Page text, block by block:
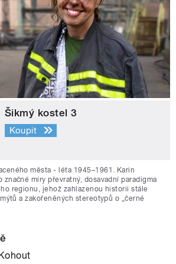
Šikmý kostel 3
Koupit
města - léta 1945–1961. Karin
značné míry převratný, dosavadní paradigma
regionu, jehož zahlazenou historii stále
a zakořeněných stereotypů o „černé